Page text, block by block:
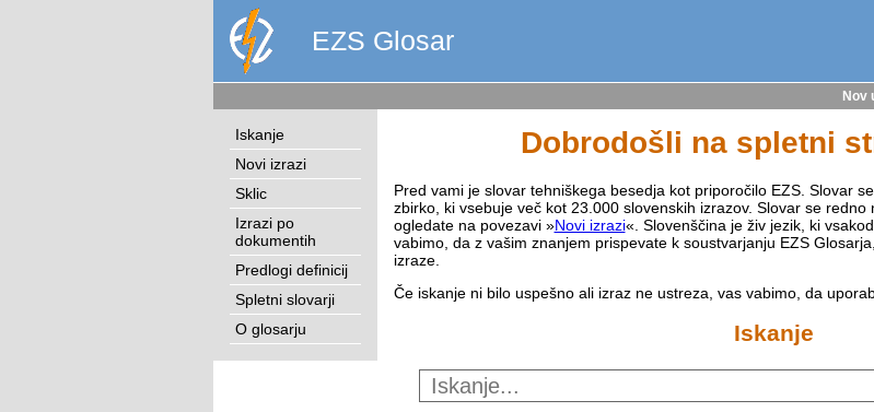
EZS Glosar
Nov
Iskanje
Novi izrazi
Sklic
Izrazi po
dokumentih
Predlogi definicij
Spletni slovarji
O glosarju
Dobrodošli na spletni
Pred vami je slovar tehniškega besedja kot priporočilo EZS. Slovar
zbirko, ki vsebuje več kot 23.000 slovenskih izrazov. Slovar se
ogledate na povezavi »Novi izrazi«. Slovenščina je živ jezik, ki
vabimo, da z vašim znanjem prispevate k soustvarjanju EZS
izraze.
Če iskanje ni bilo uspešno ali izraz ne ustreza, vas vabimo, da
Iskanje